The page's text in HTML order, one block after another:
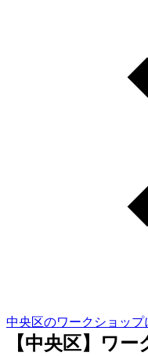
中央区のワークショッ
【中央区】ワ